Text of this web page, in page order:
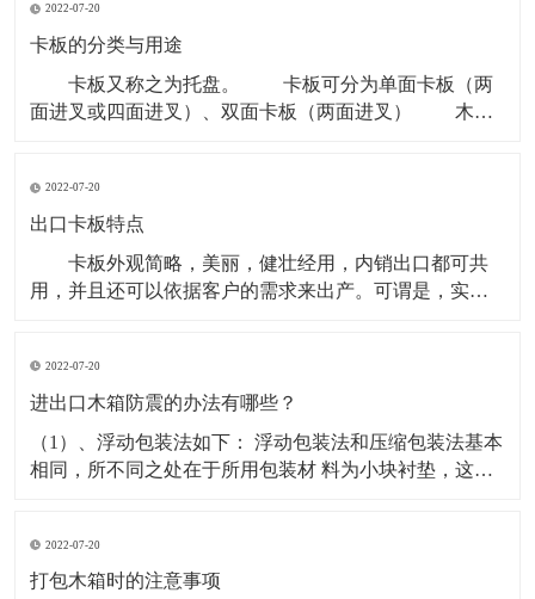
2022-07-20
卡板的分类与用途
卡板又称之为托盘。 卡板可分为单面卡板（两
面进叉或四面进叉）、双面卡板（两面进叉） 木卡
量不同。产品蓝色为主，其它颜色可定做。 塑料卡
板使用形式：有两面进叉也有四面进叉，适合平地使用
2022-07-20
出口卡板特点
卡板外观简略，美丽，健壮经用，内销出口都可共
用，并且还可以依据客户的需求来出产。可谓是，实用
卡板是为便利出口用的，卡板出口不需熏蒸消毒，出口
资料做出的木箱可直接出口到外地外国.因为具有其可以
2022-07-20
进出口木箱防震的办法有哪些？
（1）、浮动包装法如下： 浮动包装法和压缩包装法基本
相同，所不同之处在于所用包装材 料为小块衬垫，这些
箱的用包装材料把易碎物品填塞起来或进行加固 ，这样
可以吸收振动或冲击的能量，并将其引导到产品强度
2022-07-20
打包木箱时的注意事项